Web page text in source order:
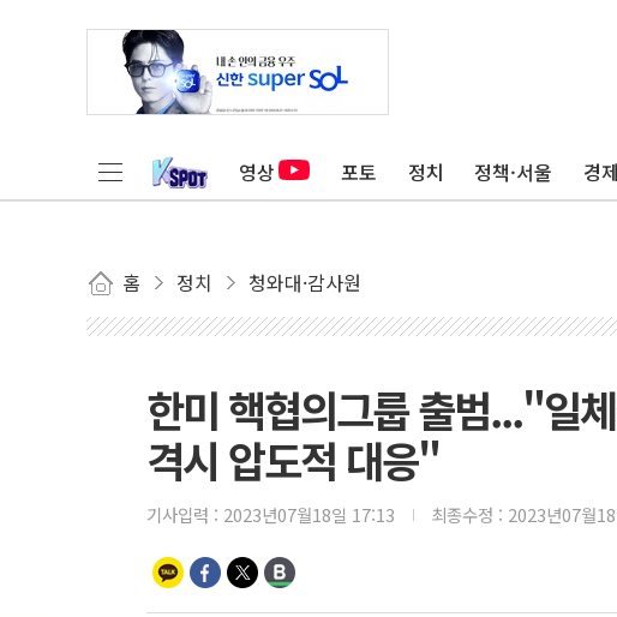
영상 포토 정치 정책·서울 경제
홈 정치 청와대·감사원
한미 핵협의그룹 출범..."일
격시 압도적 대응"
기사입력 : 2023년07월18일 17:13 최종수정 : 2023년07월